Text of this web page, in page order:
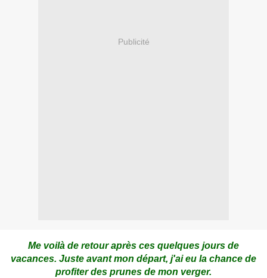
Publicité
Me voilà de retour après ces quelques jours de
vacances. Juste avant mon départ, j'ai eu la chance de
profiter des prunes de mon verger.